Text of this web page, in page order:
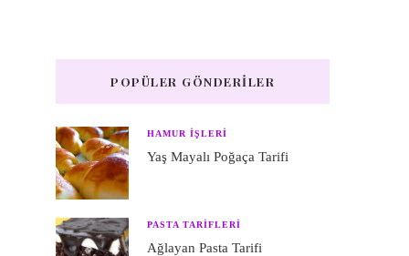
POPÜLER GÖNDERILER
HAMUR IŞLERI
Yaş Mayalı Poğaça Tarifi
PASTA TARIFLERI
Ağlayan Pasta Tarifi